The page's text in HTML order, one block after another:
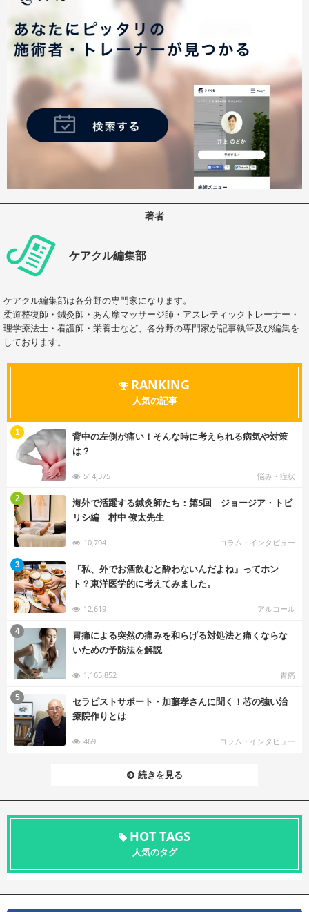
著者
ケアクル編集部
ケアクル編集部は各分野の専門家になります。
柔道整復師・鍼灸師・あん摩マッサージ師・アスレティックトレーナー・
理学療法士・看護師・栄養士など、各分野の専門家が記事執筆及び編集を
しております。
RANKING
人気の記事
背中の左側が痛い！そんな時に考えられる病気や対策
は？
514,375 悩み・症状
1
海外で活躍する鍼灸師たち：第5回 ジョージア・トビ
リシ編 村中 僚太先生
10,704 コラム・インタビュー
2
『私、外でお酒飲むと酔わないんだよね』ってホン
ト？東洋医学的に考えてみました。
12,619 アルコール
3
胃痛による突然の痛みを和らげる対処法と痛くならな
いための予防法を解説
1,165,852 胃痛
4
セラピストサポート・加藤孝さんに聞く！芯の強い治
療院作りとは
469 コラム・インタビュー
5
続きを見る
HOT TAGS
人気のタグ